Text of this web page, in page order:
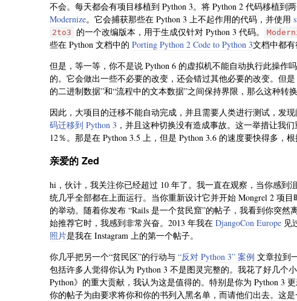
不会。每天都会有项目移植到 Python 3。将 Python 2 代码移植到
Modernize。它会捕获那些在 Python 3 上不起作用的代码，并使用
2to3 的一个改编版本，用于生成仅针对 Python 3 代码。
些在 Python 文档中的 Porting Python 2 Code to Python 3文档中都有
但是，等一等，你不是说 Python 6 的虚拟机不能自动执行此操作吗
的。它会做出一些不必要的改变，还会错过其他必要的改变。但
的二进制数据”和“流程中的文本数据”之间保持界限，那么这种转
因此，大项目的迁移不能自动完成，并且需要人类进行测试，发
码迁移到 Python 3 ，并且这种切换没有造成事故。这一举措让我
12％。那是在 Python 3.5 上，但是 Python 3.6 的速度要快得多，
亲爱的 Zed
hi，伙计，我关注你已经超过 10 年了。我一直在观察，当你感到
统几乎全部都在上面运行。当你重新设计它并开始 Mongrel 2 项
的举动。随着你发布 “Rails 是一个贫民窟”的帖子，我看到你突
始推荐它时，我感到非常兴奋。2013 年我在 DjangoCon Europe 见
照片是我在 Instagram 上的第一个帖子。
你几乎把另一个“贫民区”的行动与 “反对 Python 3” 案例 文章拉到
包括许多人觉得你认为 Python 3 不是图灵完整的。我花了好几
Python》的重大贡献，我认为这是值得的。特别是你为 Python 3
你的帖子为由要求将你和你的书列入黑名单，而请他们出去。这是